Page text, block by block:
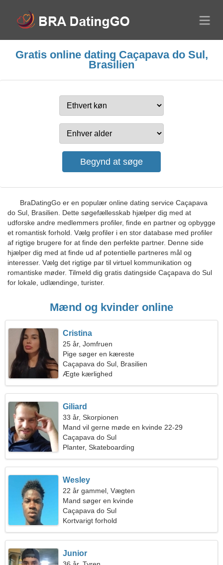
Gratis online dating Caçapava do Sul,
Brasilien
BraDatingGo er en populær online dating service Caçapava
do Sul, Brasilien. Dette søgefællesskab hjælper dig med at
udforske andre medlemmers profiler, finde en partner og opbygge
et romantisk forhold. Vælg profiler i en stor database med profiler
af rigtige brugere for at finde den perfekte partner. Denne side
hjælper dig med at finde ud af potentielle partneres mål og
interesser. Vælg det rigtige par til virtuel kommunikation og
romantiske møder. Tilmeld dig gratis datingside Caçapava do Sul
for lokale, udlændinge, turister.
Mænd og kvinder online
Cristina
25 år, Jomfruen
Pige søger en kæreste
Caçapava do Sul, Brasilien
Ægte kærlighed
Giliard
33 år, Skorpionen
Mand vil gerne møde en kvinde 22-29
Caçapava do Sul
Planter, Skateboarding
Wesley
22 år gammel, Vægten
Mand søger en kvinde
Caçapava do Sul
Kortvarigt forhold
Junior